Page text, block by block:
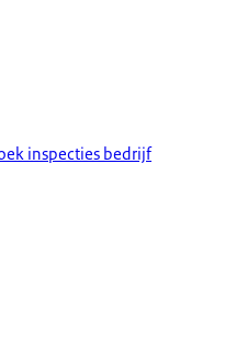
inspecties bedrijf